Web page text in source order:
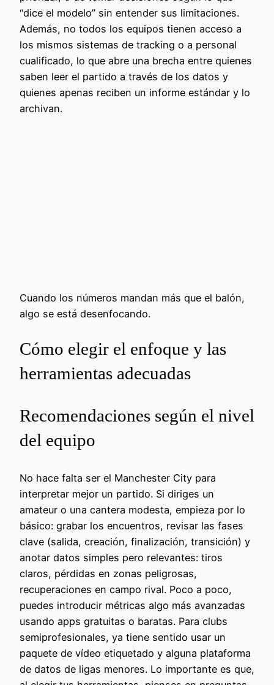
“dice el modelo” sin entender sus limitaciones.
Además, no todos los equipos tienen acceso a
los mismos sistemas de tracking o a personal
cualificado, lo que abre una brecha entre quienes
saben leer el partido a través de los datos y
quienes apenas reciben un informe estándar y lo
archivan.
Cuando los números mandan más que el balón,
algo se está desenfocando.
Cómo elegir el enfoque y las
herramientas adecuadas
Recomendaciones según el nivel
del equipo
No hace falta ser el Manchester City para
interpretar mejor un partido. Si diriges un
amateur o una cantera modesta, empieza por lo
básico: grabar los encuentros, revisar las fases
clave (salida, creación, finalización, transición) y
anotar datos simples pero relevantes: tiros
claros, pérdidas en zonas peligrosas,
recuperaciones en campo rival. Poco a poco,
puedes introducir métricas algo más avanzadas
usando apps gratuitas o baratas. Para clubs
semiprofesionales, ya tiene sentido usar un
paquete de vídeo etiquetado y alguna plataforma
de datos de ligas menores. Lo importante es que,